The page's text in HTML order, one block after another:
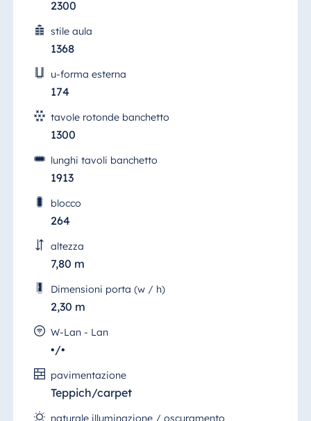
Egitto
Jolie Ville Resort
El Sheikh
Albania
Hotel Plaza
Tirana
Resort Marina
Hotel Paradise
Blue Albena
Hotel Amelia
2300
stile aula
1368
u-forma esterna
174
tavole rotonde banchetto
1300
lunghi tavoli banchetto
1913
blocco
264
altezza
7,80 m
Dimensioni porta (w / h)
2,30 m
W-Lan - Lan
•/•
pavimentazione
Teppich/carpet
naturale illuminazione / oscuramento